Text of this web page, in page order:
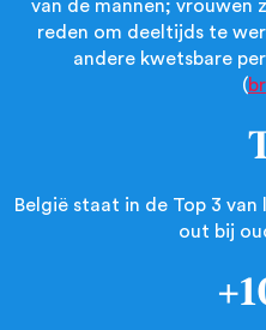
van de mannen; vrouwen
reden om deeltijds te
andere kwetsbare
(
België staat in de Top 3
out bij